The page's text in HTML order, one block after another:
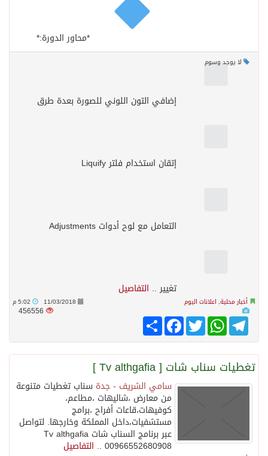
*محاور الدورة:*
إضافي التون اللوني للصورة بعدة طرق
إتقان استخدام فلتر Liquify
التعامل مع لوح أدوات Adjustments
تغيير .. التفاصيل
أخبار محلية, اعلانات اليوم 11/03/2018
لا يوجد وسوم
456556
انشر
FacebookTwitter
WhatsAppTelegram
تغطيات سناب شات [ Tv althgafia ]
سامي الشريف - جدة سناب تغطيات متنوعة
من معارض ،شاليهات ،مطاعم،
كوفيهات،قاعات أفراح ،برامج
مستشفيات،داخل المملكة وخارجها. لتواصل
عبر برنامج السناب شات Tv althgafia
00966552680908 .. التفاصيل